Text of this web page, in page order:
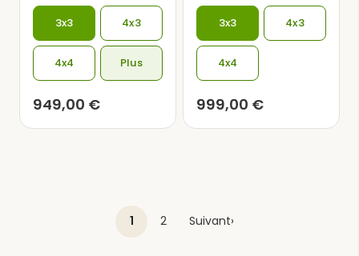
3x3 4x3
4x4 Plus
949,00 €
3x3 4x3
4x4
999,00 €
1 2 Suivant›